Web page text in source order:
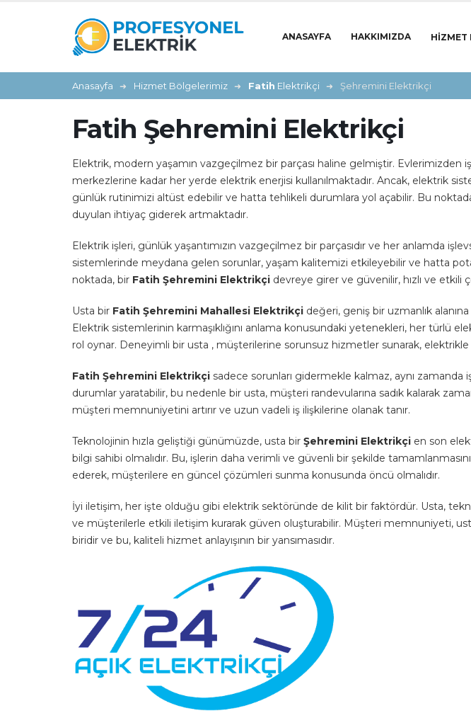
ANASAYFA HAKKIMIZDA HIZMET
Anasayfa Hizmet Bölgelerimiz Fatih Elektrikçi Şehremini Elektrikçi
Fatih Şehremini Elektrikçi
Elektrik, modern yaşamın vazgeçilmez bir parçası haline gelmiştir. Evlerimizden
merkezlerine kadar her yerde elektrik enerjisi kullanılmaktadır. Ancak, elektrik
günlük rutinimizi altüst edebilir ve hatta tehlikeli durumlara yol açabilir. Bu
duyulan ihtiyaç giderek artmaktadır.
Elektrik işleri, günlük yaşantımızın vazgeçilmez bir parçasıdır ve her anlamda
sistemlerinde meydana gelen sorunlar, yaşam kalitemizi etkileyebilir ve hatta
noktada, bir Fatih Şehremini Elektrikçi devreye girer ve güvenilir, hızlı ve etkili
Usta bir Fatih Şehremini Mahallesi Elektrikçi değeri, geniş bir uzmanlık
Elektrik sistemlerinin karmaşıklığını anlama konusundaki yetenekleri, her türlü
rol oynar. Deneyimli bir usta , müşterilerine sorunsuz hizmetler sunarak, elektrikle
Fatih Şehremini Elektrikçi sadece sorunları gidermekle kalmaz, aynı zamanda
durumlar yaratabilir, bu nedenle bir usta, müşteri randevularına sadık kalarak
müşteri memnuniyetini artırır ve uzun vadeli iş ilişkilerine olanak tanır.
Teknolojinin hızla geliştiği günümüzde, usta bir Şehremini Elektrikçi en son
bilgi sahibi olmalıdır. Bu, işlerin daha verimli ve güvenli bir şekilde
ederek, müşterilere en güncel çözümleri sunma konusunda öncü olmalıdır.
İyi iletişim, her işte olduğu gibi elektrik sektöründe de kilit bir faktördür. Usta, teknik
ve müşterilerle etkili iletişim kurarak güven oluşturabilir. Müşteri memnuniyeti,
biridir ve bu, kaliteli hizmet anlayışının bir yansımasıdır.